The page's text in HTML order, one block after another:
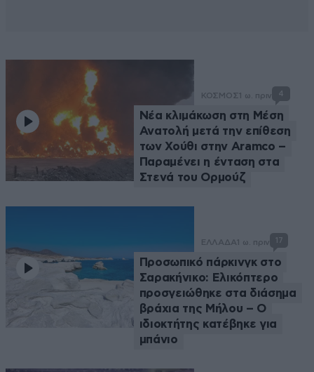
ΚΟΣΜΟΣ 1 ω. πριν 4
Νέα κλιμάκωση στη Μέση
Ανατολή μετά την επίθεση
των Χούθι στην Aramco –
Παραμένει η ένταση στα
Στενά του Ορμούζ
ΕΛΛΑΔΑ 1 ω. πριν 17
Προσωπικό πάρκινγκ στο
Σαρακήνικο: Ελικόπτερο
προσγειώθηκε στα διάσημα
βράχια της Μήλου – Ο
ιδιοκτήτης κατέβηκε για
μπάνιο